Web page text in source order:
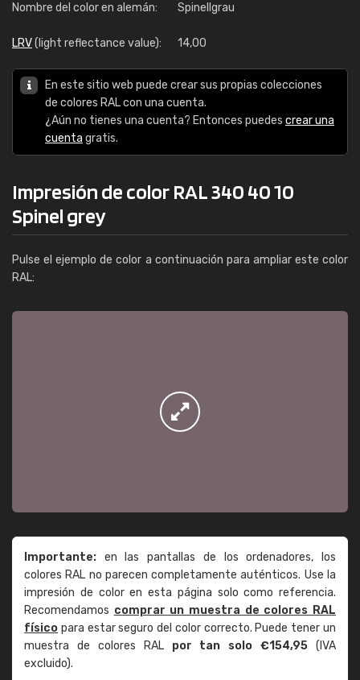
Nombre del color en alemán:
Spinellgrau
LRV(light reflectance value): 14,00
En este sitio web puede crear sus propias colecciones
de colores RAL con una cuenta.
¿Aún no tienes una cuenta? Entonces puedes crear una
cuenta gratis.
Impresión de color RAL 340 40 10
Spinel grey
Pulse el ejemplo de color a continuación para ampliar este color
RAL:
Importante: en las pantallas de los ordenadores, los
colores RAL no parecen completamente auténticos. Use la
impresión de color en esta página solo como referencia.
Recomendamos comprar un muestra de colores RAL
físico para estar seguro del color correcto. Puede tener un
muestra de colores RAL por tan solo €154,95 (IVA
excluido).